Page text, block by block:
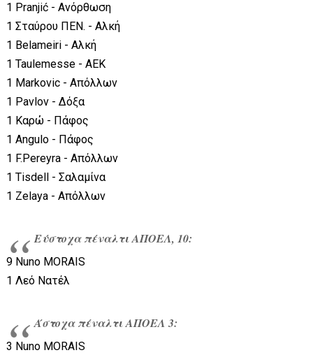
1 Pranjić - Ανόρθωση
1 Σταύρου ΠΕΝ. - Αλκή
1 Belameiri - Αλκή
1 Taulemesse - ΑΕΚ
1 Markovic - Απόλλων
1 Pavlov - Δόξα
1 Καρώ - Πάφος
1 Angulo - Πάφος
1 F.Pereyra - Απόλλων
1 Tisdell - Σαλαμίνα
1 Zelaya - Απόλλων
Εύστοχα πέναλτι ΑΠΟΕΛ, 10:
9 Nuno MORAIS
1 Λεό Νατέλ
Άστοχα πέναλτι ΑΠΟΕΛ 3:
3 Nuno MORAIS